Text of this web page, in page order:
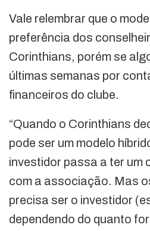
Vale relembrar que o
preferência dos
Corinthians, porém se
últimas semanas por
financeiros do clube.
“Quando o Corinthians
pode ser um modelo
investidor passa a ter um
com a associação. Mas
precisa ser o investidor
dependendo do quanto